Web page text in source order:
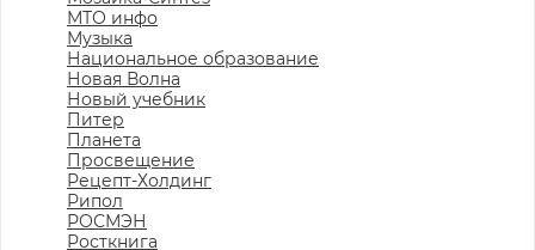
МТО инфо
Музыка
Национальное образование
Новая Волна
Новый учебник
Питер
Планета
Просвещение
Рецепт-Холдинг
Рипол
РОСМЭН
Росткнига